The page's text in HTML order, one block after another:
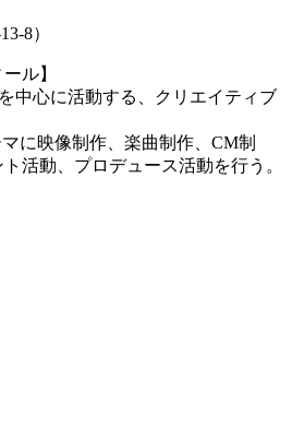
8）
ル】
中心に活動する、クリエイティブ
に映像制作、楽曲制作、CM制
活動、プロデュース活動を行う。